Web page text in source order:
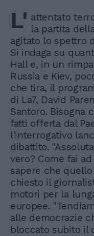
L' attentato
la partita
agitato lo spettro
Si indaga su
Hall e, in un
Russia e Kiev,
che tira, il
di La7, David
Santoro. Bisogna
fatti offerta dal
l'interrogativo
dibattito.
vero? Come fai
sapere che
chiesto il
motori per la
europee.
alle democrazie
bloccato subito il